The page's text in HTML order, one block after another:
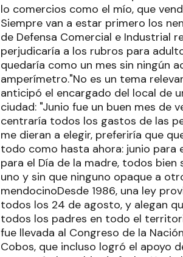
lo comercios como el mío, que
Siempre van a estar primero los
de Defensa Comercial e Industrial
perjudicaría a los rubros para
quedaría como un mes sin ningún
amperímetro."No es un tema
anticipó el encargado del local de
ciudad: "Junio fue un buen mes de
centraría todos los gastos de las
me dieran a elegir, preferiría que
todo como hasta ahora: junio para
para el Día de la madre, todos
uno y sin que ninguno opaque a
mendocinoDesde 1986, una ley
todos los 24 de agosto, y alegan
todos los padres en todo el
fue llevada al Congreso de la
Cobos, que incluso logró el apoyo